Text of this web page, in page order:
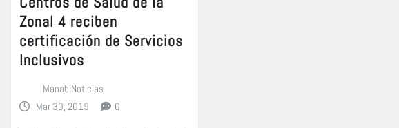
Zonal 4 reciben
certificación de Servicios
Inclusivos
ManabiNoticias
Mar 30, 2019
0